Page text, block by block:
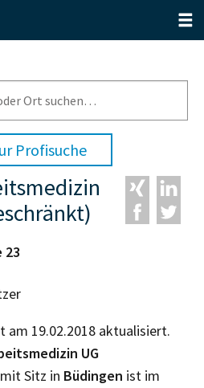
Profisuche
23
am 19.02.2018 aktualisiert.
UG
mit Sitz in Büdingen ist im